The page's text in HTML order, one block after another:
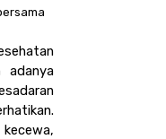
adanya